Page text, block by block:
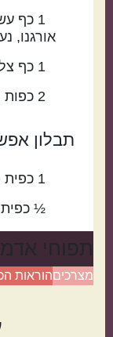
1 כף
אורגנו,
1 כף
2 כפות
תבלון
1 כפית
½ כפית
תפוחי
מצרכיםהוראות